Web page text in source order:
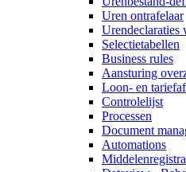
Uren ontrafelaar
Urendeclaraties
Selectietabellen
Business rules
Aansturing
Loon- en
Controlelijst
Processen
Document
Automations